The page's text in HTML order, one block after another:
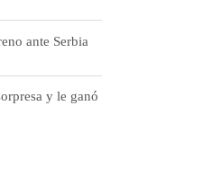
ante Serbia
y le ganó